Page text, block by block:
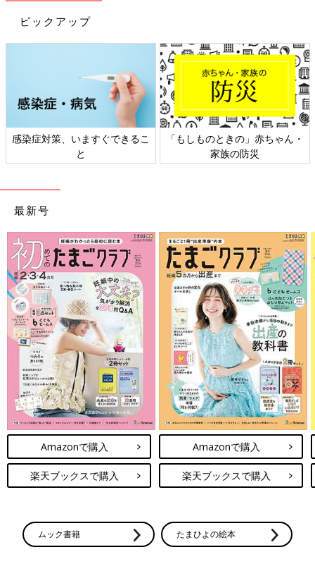
ピックアップ
すぐできるこ
「もしものときの」赤ちゃん・
日本外来小児科
最新号
Amazonで購入
楽天ブックスで購入
Amazonで購入
楽天ブックスで購入
ムック書籍 たまひよの絵本